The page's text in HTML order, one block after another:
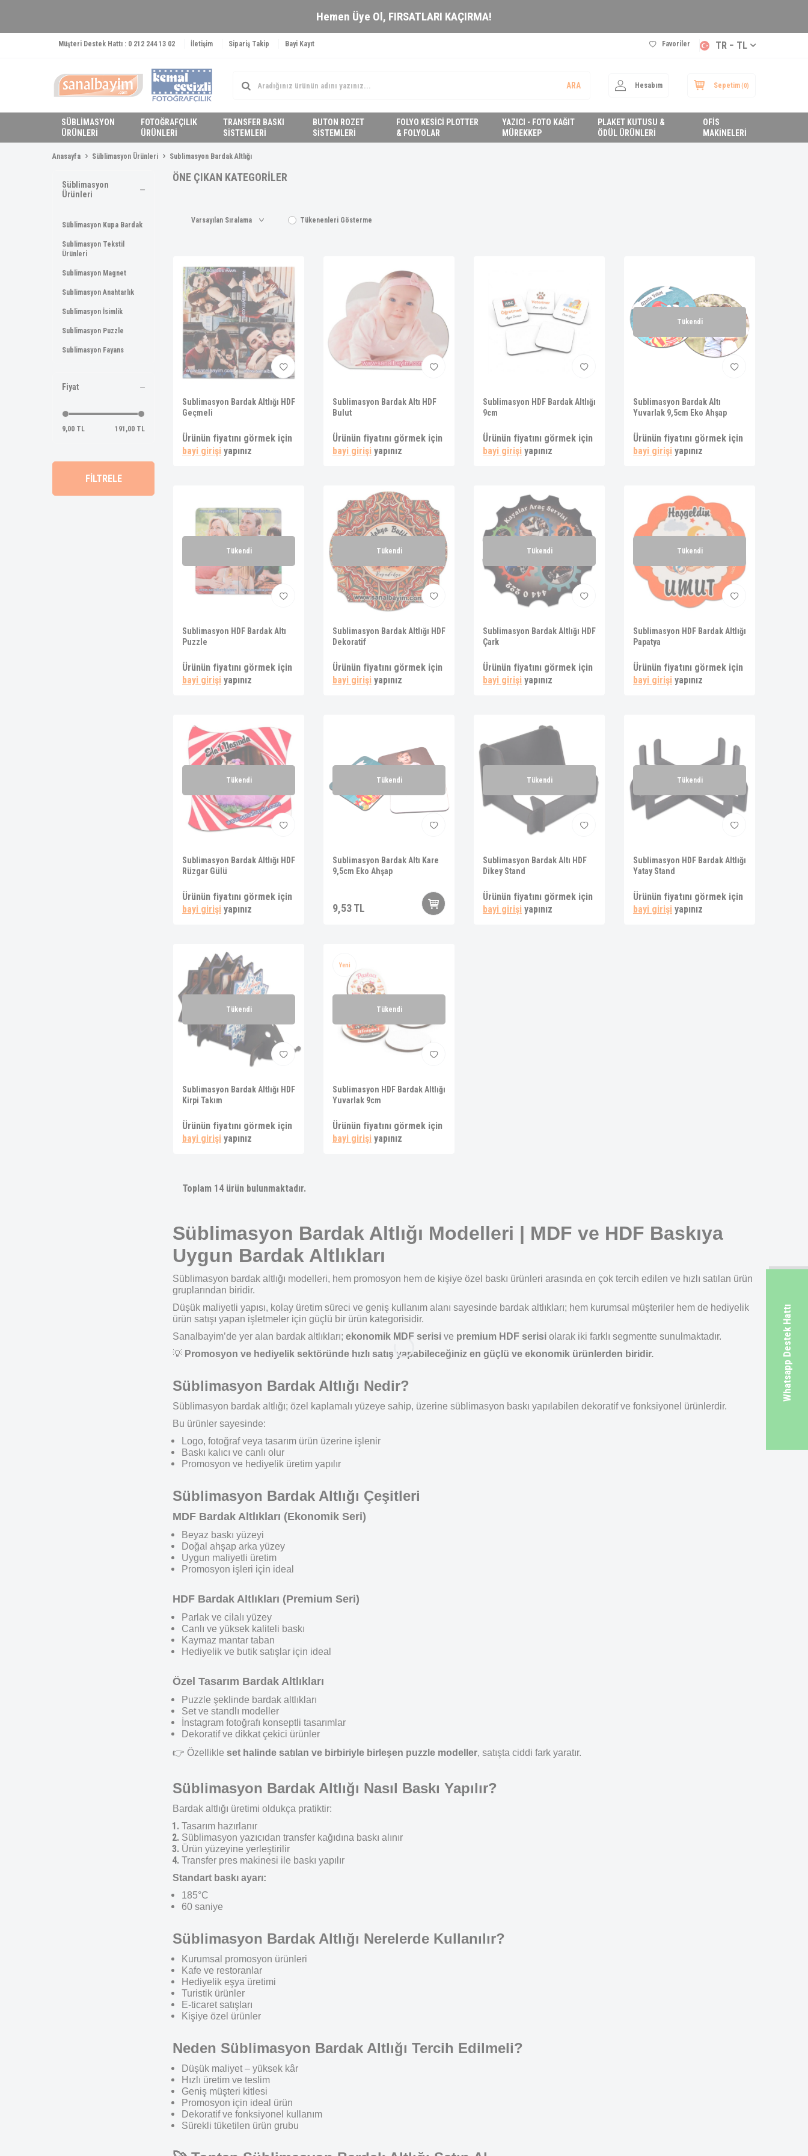
Whatsapp Destek Hattı
Hemen Üye Ol, FIRSATLARI KAÇIRMA!
Müşteri Destek Hattı : 0 212 244 13 02 İletişim Sipariş Takip Bayi Kayıt Favoriler TR − TL
ARA Hesabım Sepetim(0)
SÜBLİMASYON
ÜRÜNLERİ
FOTOĞRAFÇILIK
ÜRÜNLERİ
TRANSFER BASKI
SİSTEMLERİ
BUTON ROZET
SİSTEMLERİ
FOLYO KESİCİ PLOTTER
& FOLYOLAR
YAZICI - FOTO KAĞIT
MÜREKKEP
PLAKET KUTUSU &
ÖDÜL ÜRÜNLERİ
OFİS
MAKİNELERİ
Anasayfa Süblimasyon Ürünleri Sublimasyon Bardak Altlığı
Süblimasyon
Ürünleri
Süblimasyon Kupa Bardak
Sublimasyon Tekstil
Ürünleri
Sublimasyon Magnet
Sublimasyon Anahtarlık
Sublimasyon İsimlik
Sublimasyon Puzzle
Sublimasyon Fayans
Sublimasyon Çerçeve
Sublimasyon Tabak
Rozetleri
Fiyat
9,00 TL 191,00 TL
FİLTRELE
ÖNE ÇIKAN KATEGORİLER
Tükenenleri Gösterme
Sublimasyon Bardak Altlığı HDF
Geçmeli
Ürünün fiyatını görmek için
bayi girişi yapınız
Sublimasyon Bardak Altı HDF
Bulut
Ürünün fiyatını görmek için
bayi girişi yapınız
Sublimasyon HDF Bardak Altlığı
9cm
Ürünün fiyatını görmek için
bayi girişi yapınız
Tükendi
Sublimasyon Bardak Altı
Yuvarlak 9,5cm Eko Ahşap
Ürünün fiyatını görmek için
bayi girişi yapınız
Tükendi
Sublimasyon HDF Bardak Altı
Puzzle
Ürünün fiyatını görmek için
bayi girişi yapınız
Tükendi
Sublimasyon Bardak Altlığı HDF
Dekoratif
Ürünün fiyatını görmek için
bayi girişi yapınız
Tükendi
Sublimasyon Bardak Altlığı HDF
Çark
Ürünün fiyatını görmek için
bayi girişi yapınız
Tükendi
Sublimasyon HDF Bardak Altlığı
Papatya
Ürünün fiyatını görmek için
bayi girişi yapınız
Tükendi
Sublimasyon Bardak Altlığı HDF
Rüzgar Gülü
Ürünün fiyatını görmek için
bayi girişi yapınız
Tükendi
Sublimasyon Bardak Altı Kare
9,5cm Eko Ahşap
9,53TL
Tükendi
Sublimasyon Bardak Altı HDF
Dikey Stand
Ürünün fiyatını görmek için
bayi girişi yapınız
Tükendi
Sublimasyon HDF Bardak Altlığı
Yatay Stand
Ürünün fiyatını görmek için
bayi girişi yapınız
Tükendi
Sublimasyon Bardak Altlığı HDF
Kirpi Takım
Ürünün fiyatını görmek için
bayi girişi yapınız
Yeni
Tükendi
Sublimasyon HDF Bardak Altlığı
Yuvarlak 9cm
Ürünün fiyatını görmek için
bayi girişi yapınız
Toplam 14 ürün bulunmaktadır.
Süblimasyon Bardak Altlığı Modelleri | MDF ve HDF Baskıya
Uygun Bardak Altlıkları
Süblimasyon bardak altlığı modelleri, hem promosyon hem de kişiye özel baskı ürünleri arasında en çok tercih edilen ve hızlı satılan ürün
gruplarından biridir.
Düşük maliyetli yapısı, kolay üretim süreci ve geniş kullanım alanı sayesinde bardak altlıkları; hem kurumsal müşteriler hem de hediyelik
ürün satışı yapan işletmeler için güçlü bir ürün kategorisidir.
Sanalbayim’de yer alan bardak altlıkları; ekonomik MDF serisi ve premium HDF serisi olarak iki farklı segmentte sunulmaktadır.
💡 Promosyon ve hediyelik sektöründe hızlı satış yapabileceğiniz en güçlü ve ekonomik ürünlerden biridir.
Süblimasyon Bardak Altlığı Nedir?
Süblimasyon bardak altlığı; özel kaplamalı yüzeye sahip, üzerine süblimasyon baskı yapılabilen dekoratif ve fonksiyonel ürünlerdir.
Bu ürünler sayesinde:
Logo, fotoğraf veya tasarım ürün üzerine işlenir
Baskı kalıcı ve canlı olur
Promosyon ve hediyelik üretim yapılır
Süblimasyon Bardak Altlığı Çeşitleri
MDF Bardak Altlıkları (Ekonomik Seri)
Beyaz baskı yüzeyi
Doğal ahşap arka yüzey
Uygun maliyetli üretim
Promosyon işleri için ideal
HDF Bardak Altlıkları (Premium Seri)
Parlak ve cilalı yüzey
Canlı ve yüksek kaliteli baskı
Kaymaz mantar taban
Hediyelik ve butik satışlar için ideal
Özel Tasarım Bardak Altlıkları
Puzzle şeklinde bardak altlıkları
Set ve standlı modeller
İnstagram fotoğrafı konseptli tasarımlar
Dekoratif ve dikkat çekici ürünler
👉 Özellikle set halinde satılan ve birbiriyle birleşen puzzle modeller, satışta ciddi fark yaratır.
Süblimasyon Bardak Altlığı Nasıl Baskı Yapılır?
Bardak altlığı üretimi oldukça pratiktir:
Tasarım hazırlanır
Süblimasyon yazıcıdan transfer kağıdına baskı alınır
Ürün yüzeyine yerleştirilir
Transfer pres makinesi ile baskı yapılır
Standart baskı ayarı:
185°C
60 saniye
Süblimasyon Bardak Altlığı Nerelerde Kullanılır?
Kurumsal promosyon ürünleri
Kafe ve restoranlar
Hediyelik eşya üretimi
Turistik ürünler
E-ticaret satışları
Kişiye özel ürünler
Neden Süblimasyon Bardak Altlığı Tercih Edilmeli?
Düşük maliyet – yüksek kâr
Hızlı üretim ve teslim
Geniş müşteri kitlesi
Promosyon için ideal ürün
Dekoratif ve fonksiyonel kullanım
Sürekli tüketilen ürün grubu